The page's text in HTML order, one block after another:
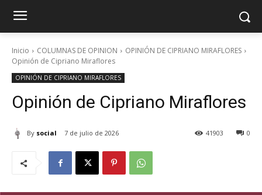
Inicio COLUMNAS DE OPINION
OPINIÓN DE CIPRIANO MIRAFLORES
Opinión de Cipriano Miraflores
OPINIÓN DE CIPRIANO MIRAFLORES
Opinión de Cipriano Miraflores
By social 7 de julio de 2026 0
41903